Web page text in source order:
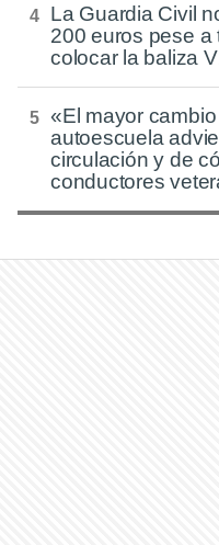
La Guardia Civil
200 euros pese a
colocar la baliza
«El mayor
autoescuela
circulación y de
conductores